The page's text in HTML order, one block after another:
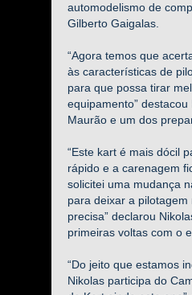
automodelismo de
Gilberto Gaigalas.
“Agora temos que
às características de
para que possa tirar
equipamento” destacou
Maurão e um dos
“Este kart é mais dócil
rápido e a carenagem
solicitei uma mudança
para deixar a
precisa” declarou
primeiras voltas com o
“Do jeito que estamos
Nikolas participa do